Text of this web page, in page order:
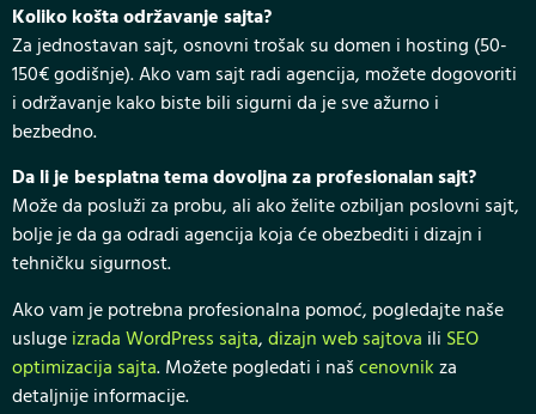
Koliko košta održavanje sajta?
Za jednostavan sajt, osnovni trošak su domen i hosting (50-
150€ godišnje). Ako vam sajt radi agencija, možete dogovoriti
i održavanje kako biste bili sigurni da je sve ažurno i
bezbedno.
Da li je besplatna tema dovoljna za profesionalan sajt?
Može da posluži za probu, ali ako želite ozbiljan poslovni sajt,
bolje je da ga odradi agencija koja će obezbediti i dizajn i
tehničku sigurnost.
Ako vam je potrebna profesionalna pomoć, pogledajte naše
uslugeizrada WordPress sajta,dizajn web sajtova ili SEO
optimizacija sajta. Možete pogledati i našcenovnikza
detaljnije informacije.